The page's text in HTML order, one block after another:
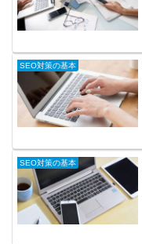
SEO対策の基本
SEO対策の基本